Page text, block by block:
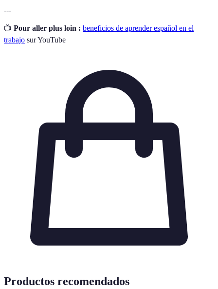
---
📺 Pour aller plus loin : beneficios de aprender español en el
trabajo sur YouTube
Productos recomendados